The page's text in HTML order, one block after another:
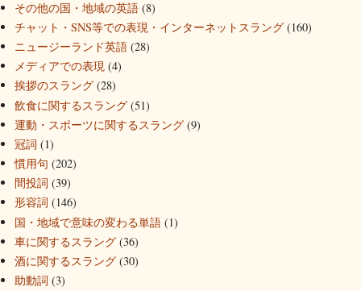
その他の国・地域の英語 (8)
チャット・SNS等での表現・インターネットスラング (160)
ニュージーランド英語 (28)
メディアでの表現 (4)
挨拶のスラング (28)
飲食に関するスラング (51)
運動・スポーツに関するスラング (9)
冠詞 (1)
慣用句 (202)
間投詞 (39)
形容詞 (146)
国・地域で意味の変わる単語 (1)
車に関するスラング (36)
酒に関するスラング (30)
助動詞 (3)